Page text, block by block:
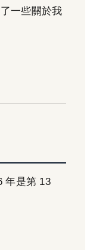
一些關於我
年是第 13